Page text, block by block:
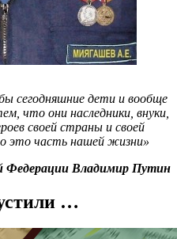
сегодняшние дети и вообще
что они наследники, внуки,
своей страны и своей
это часть нашей жизни»
Федерации Владимир Путин
…